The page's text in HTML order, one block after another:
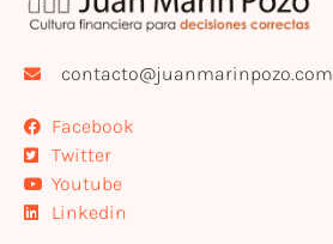
contacto@juanmarinpozo.com
Facebook
Twitter
Youtube
Linkedin